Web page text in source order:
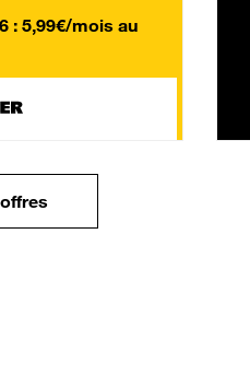
: 5,99€/mois au